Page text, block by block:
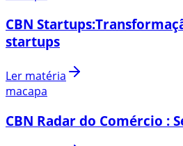
CBN
startups
Ler matéria
macapa
CBN Radar do Comércio :